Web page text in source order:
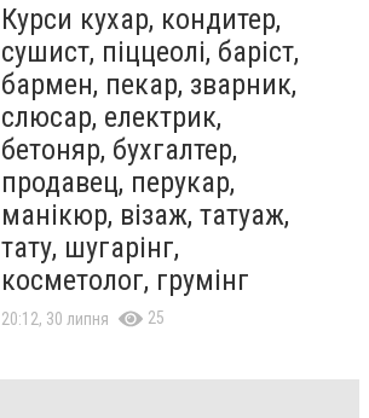
Курси кухар, кондитер,
сушист, піццеолі, баріст,
бармен, пекар, зварник,
слюсар, електрик,
бетоняр, бухгалтер,
продавец, перукар,
манікюр, візаж, татуаж,
тату, шугарінг,
косметолог, грумінг
20:12, 30 липня 25